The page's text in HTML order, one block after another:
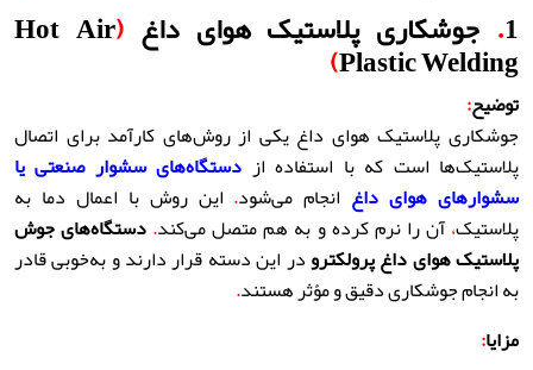
1
. جوشکاری پلاستیک هوای داغ(
Hot Air
Plastic Welding
)
توضیح:
جوشکاری پلاستیک هوای داغ یکی از روش‌های کارآمد برای اتصال
پلاستیک‌ها است که با استفاده از دستگاه‌های سشوار صنعتی یا
سشوارهای هوای داغ انجام می‌شود. این روش با اعمال دما به
پلاستیک،آن را نرم کرده و به هم متصل می‌کند.دستگاه‌های جوش
پلاستیک هوای داغ پرولکترودر این دسته قرار دارند و به‌خوبی قادر
به انجام جوشکاری دقیق و مؤثر هستند.
مزایا: